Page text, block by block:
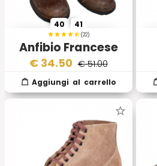
(22)
Anfibio Francese
Marrone
40 41
€ 34.50 € 51.00